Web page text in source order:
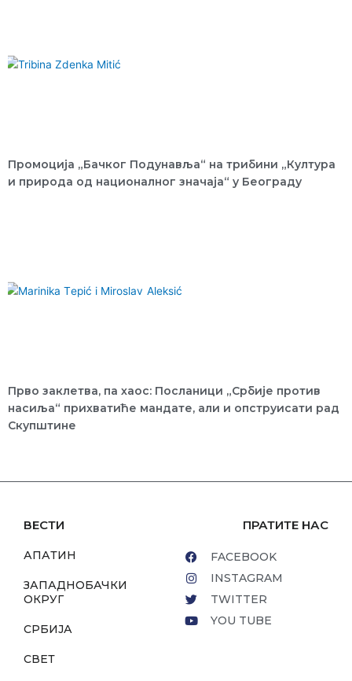
Промоција „Бачког Подунавља“ на трибини „Култура
и природа од националног значаја“ у Београду
Прво заклетва, па хаос: Посланици „Србије против
насиља“ прихватиће мандате, али и опструисати рад
Скупштине
ВЕСТИ
АПАТИН
ЗАПАДНОБАЧКИ
ОКРУГ
СРБИЈА
СВЕТ
ПРАТИТЕ НАС
FACEBOOK
INSTAGRAM
TWITTER
YOU TUBE